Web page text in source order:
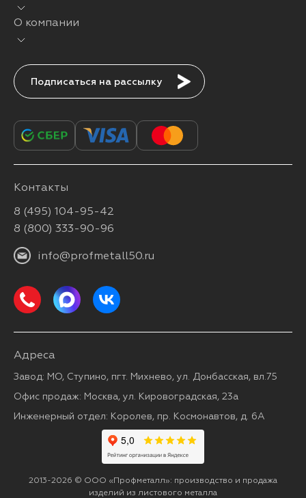
О компании
Подписаться
Контакты
8 (495) 104-95-42
8 (800) 333-90-96
info@profmetall50.ru
Адреса
Завод: МО, Ступино, пгт. Михнево, ул. Донбасская, вл.75
Офис продаж: Москва, ул. Кировоградская, 23а
Инженерный отдел: Королев, пр. Космонавтов, д. 6А
2013-2026 © ООО «Профметалл»: производство и продажа
изделий из листового металла